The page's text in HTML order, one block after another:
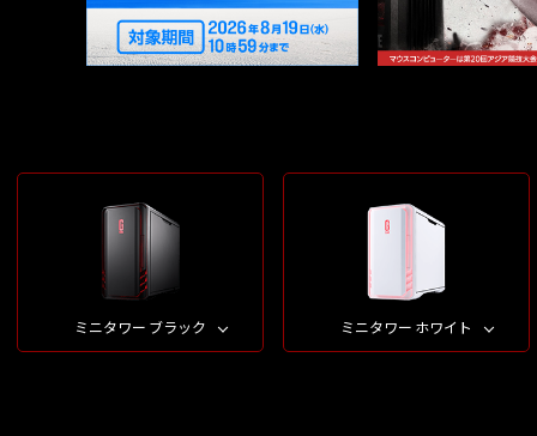
ミニタワー ブラック ミニタワー ホワイト